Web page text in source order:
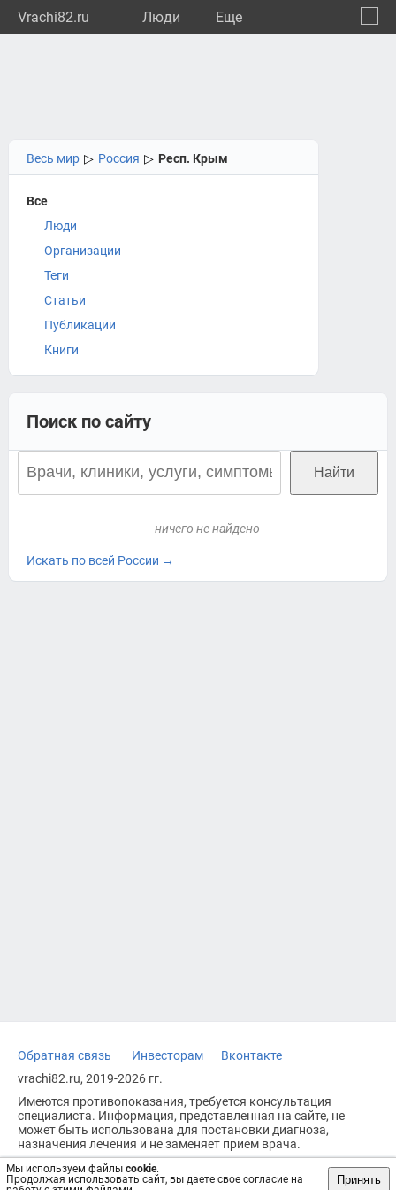
Vrachi82.ru Люди Eще
Мы используем файлы cookie.
Продолжая использовать сайт, вы даете свое согласие на
Принять
Весь мир ▷ Россия ▷ Респ. Крым
Все
Люди
Организации
Теги
Статьи
Публикации
Книги
Поиск по сайту
ничего не найдено
Искать по всей России →
Обратная связь Инвесторам
Вконтакте
vrachi82.ru, 2019-2026 гг.
Имеются противопоказания, требуется консультация
специалиста. Информация, представленная на сайте, не
может быть использована для постановки диагноза,
назначения лечения и не заменяет прием врача.
Возрастное ограничение: 18+